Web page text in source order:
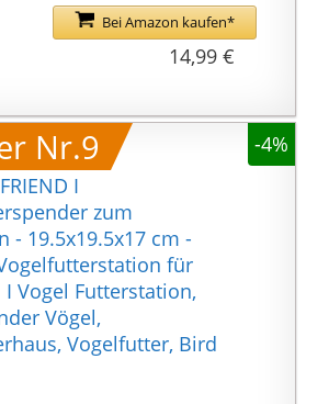
Vogelhaus aus
natürlichen Materialien
- Rinde & Moos als
Basics: Vogelfutterhaus
HBT: ca. 19 x 22 x 16,5
cm - Futterschale innen
HBT: ca. 2 x 15,5 x 12 cm
Bei Amazon kaufen*
14,99 €
Nr.9
-4%
I
zum
- 19.5x19.5x17 cm -
für
Vogel Futterstation,
Vögel,
Vogelfutter, Bird